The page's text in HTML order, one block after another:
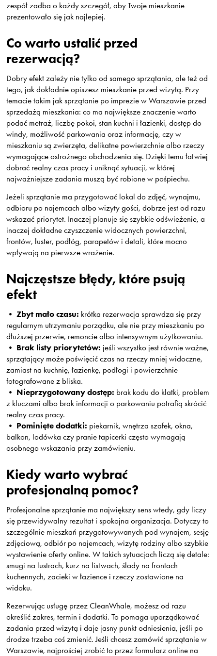
zespół zadba o każdy szczegół, aby Twoje mieszkanie
prezentowało się jak najlepiej.
Co warto ustalić przed
rezerwacją?
Dobry efekt zależy nie tylko od samego sprzątania, ale też od
tego, jak dokładnie opiszesz mieszkanie przed wizytą. Przy
temacie takim jak sprzątanie po imprezie w Warszawie przed
sprzedażą mieszkania: co ma największe znaczenie warto
podać metraż, liczbę pokoi, stan kuchni i łazienki, dostęp do
windy, możliwość parkowania oraz informację, czy w
mieszkaniu są zwierzęta, delikatne powierzchnie albo rzeczy
wymagające ostrożnego obchodzenia się. Dzięki temu łatwiej
dobrać realny czas pracy i uniknąć sytuacji, w której
najważniejsze zadania muszą być robione w pośpiechu.
Jeżeli sprzątanie ma przygotować lokal do zdjęć, wynajmu,
odbioru po najemcach albo wizyty gości, dobrze jest od razu
wskazać priorytet. Inaczej planuje się szybkie odświeżenie, a
inaczej dokładne czyszczenie widocznych powierzchni,
frontów, luster, podłóg, parapetów i detali, które mocno
wpływają na pierwsze wrażenie.
Najczęstsze błędy, które psują
efekt
•Zbyt mało czasu: krótka rezerwacja sprawdza się przy
regularnym utrzymaniu porządku, ale nie przy mieszkaniu po
dłuższej przerwie, remoncie albo intensywnym użytkowaniu.
• Brak listy priorytetów: jeśli wszystko jest równie ważne,
sprzątający może poświęcić czas na rzeczy mniej widoczne,
zamiast na kuchnię, łazienkę, podłogi i powierzchnie
fotografowane z bliska.
• Nieprzygotowany dostęp: brak kodu do klatki, problem
z kluczami albo brak informacji o parkowaniu potrafią skrócić
realny czas pracy.
• Pominięte dodatki: piekarnik, wnętrza szafek, okna,
balkon, lodówka czy pranie tapicerki często wymagają
osobnego wskazania przy zamówieniu.
Kiedy warto wybrać
profesjonalną pomoc?
Profesjonalne sprzątanie ma największy sens wtedy, gdy liczy
się przewidywalny rezultat i spokojna organizacja. Dotyczy to
szczególnie mieszkań przygotowywanych pod wynajem, sesję
zdjęciową, odbiór po najemcach, wizytę rodziny albo szybkie
wystawienie oferty online. W takich sytuacjach liczą się detale:
smugi na lustrach, kurz na listwach, ślady na frontach
kuchennych, zacieki w łazience i rzeczy zostawione na
widoku.
Rezerwując usługę przez CleanWhale, możesz od razu
określić zakres, termin i dodatki. To pomaga uporządkować
zadania przed wizytą i daje jasny punkt odniesienia, jeśli po
drodze trzeba coś zmienić. Jeśli chcesz zamówić sprzątanie w
Warszawie, najprościej zrobić to przez formularz online na